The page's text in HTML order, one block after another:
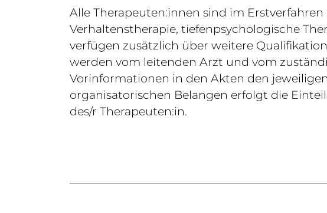
Alle Therapeuten:innen sind im
Verhaltenstherapie, tiefenpsychologische
verfügen zusätzlich über weitere
werden vom leitenden Arzt und vom
Vorinformationen in den Akten den
organisatorischen Belangen erfolgt die
des/r Therapeuten:in.